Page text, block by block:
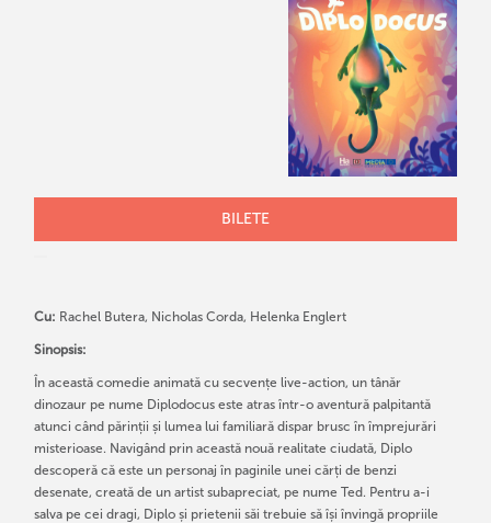
BILETE
Cu: Rachel Butera, Nicholas Corda, Helenka Englert
Sinopsis:
În această comedie animată cu secvențe live-action, un tânăr
dinozaur pe nume Diplodocus este atras într-o aventură palpitantă
atunci când părinții și lumea lui familiară dispar brusc în împrejurări
misterioase. Navigând prin această nouă realitate ciudată, Diplo
descoperă că este un personaj în paginile unei cărți de benzi
desenate, creată de un artist subapreciat, pe nume Ted. Pentru a-i
salva pe cei dragi, Diplo și prietenii săi trebuie să își învingă propriile